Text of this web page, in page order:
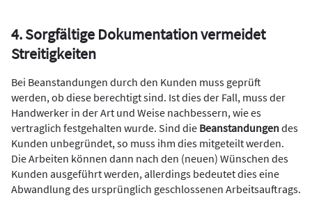
4. Sorgfältige Dokumentation vermeidet
Streitigkeiten
Bei Beanstandungen durch den Kunden muss geprüft
werden, ob diese berechtigt sind. Ist dies der Fall, muss der
Handwerker in der Art und Weise nachbessern, wie es
vertraglich festgehalten wurde. Sind die Beanstandungendes
Kunden unbegründet, so muss ihm dies mitgeteilt werden.
Die Arbeiten können dann nach den (neuen) Wünschen des
Kunden ausgeführt werden, allerdings bedeutet dies eine
Abwandlung des ursprünglich geschlossenen Arbeitsauftrags.